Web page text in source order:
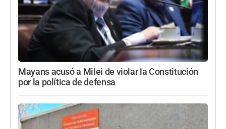
Mayans acusó a Milei de violar la Constitución
por la política de defensa